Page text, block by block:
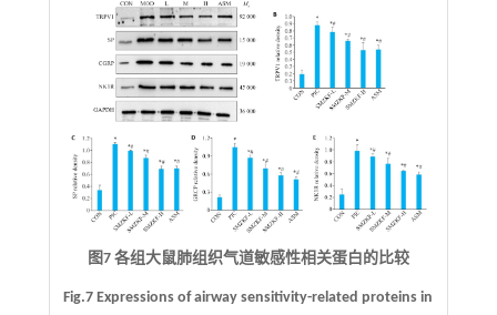
图7 各组大鼠肺组织气道敏感性相关蛋白的比较
Fig.7 Expressions of airway sensitivity-related proteins in